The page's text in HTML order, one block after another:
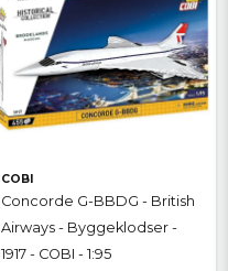
COBI
Concorde G-BBDG - British
Airways - Byggeklodser -
1917 - COBI - 1:95